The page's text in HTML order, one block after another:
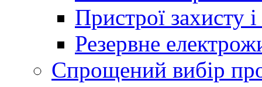
Пристрої захисту і
Резервне
Спрощений вибір